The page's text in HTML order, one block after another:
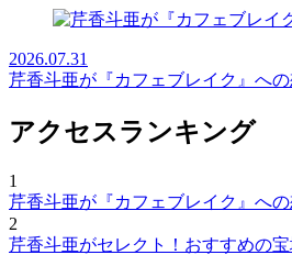
2026.07.31
芹香斗亜が『カフェブレイク』へ
アクセスランキング
1
芹香斗亜が『カフェブレイク』へ
2
芹香斗亜がセレクト！おすすめの